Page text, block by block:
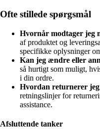
Ofte stillede spørgsmål
Hvornår modtager jeg
af produktet og
specifikke oplysninger
Kan jeg ændre eller
så hurtigt som muligt,
i din ordre.
Hvordan returnerer jeg
retningslinjer for
assistance.
Afsluttende tanker